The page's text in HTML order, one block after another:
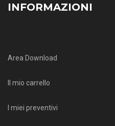
INFORMAZIONI
Area Download
Il mio carrello
I miei preventivi